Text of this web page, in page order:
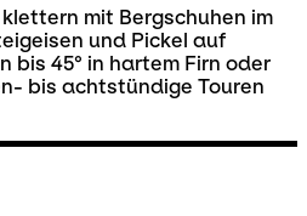
mit Bergschuhen im
und Pickel auf
bis 45° in hartem Firn oder
bis achtstündige Touren